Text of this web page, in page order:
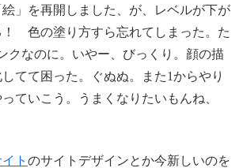
」を再開しました、が、レベルが下が
！ 色の塗り方すら忘れてしまった。た
クなのに。いやー、びっくり。顔の描
てて困った。ぐぬぬ。また1からやり
ていこう。うまくなりたいもんね、
ト のサイトデザインとか今新しいのを